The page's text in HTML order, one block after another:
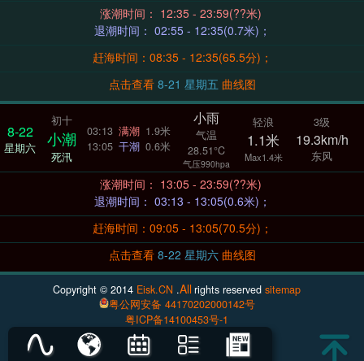
涨潮时间： 12:35 - 23:59(??米)
退潮时间： 02:55 - 12:35(0.7米)；
赶海时间：08:35 - 12:35(65.5分)；
点击查看
8-21 星期五 曲线图
8-22
星期六
初十
小潮
死汛
03:13 满潮 1.9米
13:05 干潮 0.6米
小雨
气温
28.51°C
气压990hpa
轻浪
1.1米
Max1.4米
3级
19.3km/h
东风
涨潮时间： 13:05 - 23:59(??米)
退潮时间： 03:13 - 13:05(0.6米)；
赶海时间：09:05 - 13:05(70.5分)；
点击查看
8-22 星期六 曲线图
Copyright © 2014 Eisk.CN .Allrights reservedsitemap
粤公网安备 44170202000142号
粤ICP备14100453号-1